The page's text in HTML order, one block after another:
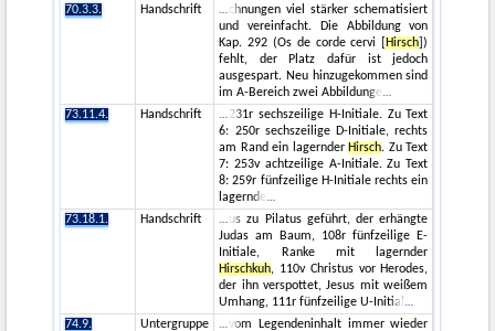
70.3.3.
Handschrift
chnungen viel stärker schematisiert
und vereinfacht. Die Abbildung von
Kap. 292 (Os de corde cervi [
Hirsch ])
fehlt, der Platz dafür ist jedoch
ausgespart. Neu hinzugekommen sind
im A-Bereich zwei Abbildunge
73.11.4.
Handschrift
231r sechszeilige H-Initiale. Zu Text
6: 250r sechszeilige D-Initiale, rechts
am Rand ein lagernder Hirsch. Zu Text
7: 253v achtzeilige A-Initiale. Zu Text
8: 259r fünfzeilige H-Initiale rechts ein
lagernde
73.18.1.
Handschrift
us zu Pilatus geführt, der erhängte
Judas am Baum, 108r fünfzeilige E-
Initiale, Ranke mit lagernder
Hirschkuh, 110v Christus vor Herodes,
der ihn verspottet, Jesus mit weißem
Umhang, 111r fünfzeilige U-Initial
74.9.
Untergruppe
vom Legendeninhalt immer wieder